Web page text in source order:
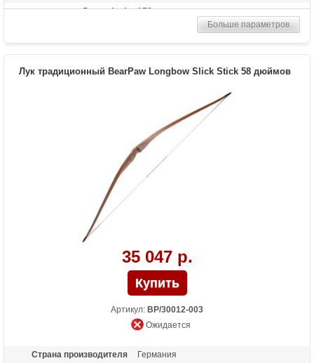
Длина (см)
178
Полочка, Чехол, Тетива Whisper String
Материалы изделия
американский орех
Больше параметров
Лук традиционный BearPaw Longbow Slick Stick 58 дюймов
35 047 р.
Артикул: BP/30012-003
Ожидается
Страна производителя
Германия